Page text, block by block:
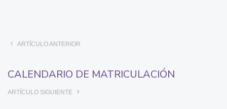
ARTÍCULO ANTERIOR
CALENDARIO DE MATRICULACIÓN
ARTÍCULO SIGUIENTE